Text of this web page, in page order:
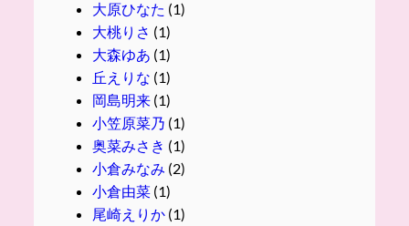
大原ひなた (1)
大桃りさ (1)
大森ゆあ (1)
丘えりな (1)
岡島明来(1)
小笠原菜乃 (1)
奥菜みさき (1)
小倉みなみ (2)
小倉由菜(1)
尾崎えりか(1)